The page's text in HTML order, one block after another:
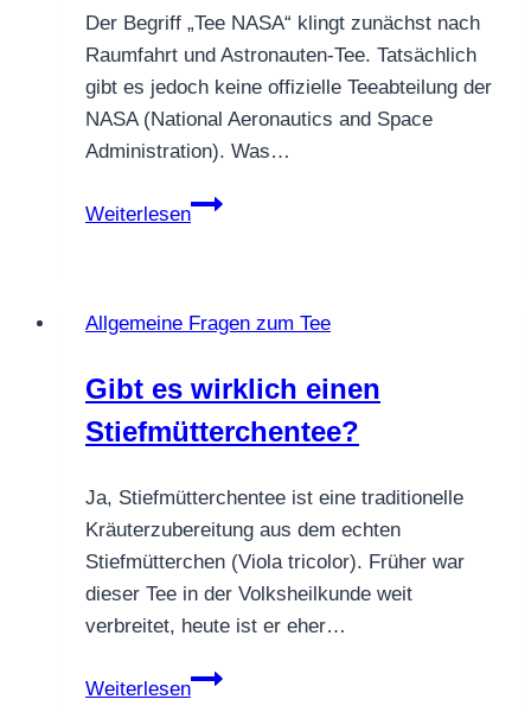
Der Begriff „Tee NASA“ klingt zunächst nach
Raumfahrt und Astronauten-Tee. Tatsächlich
gibt es jedoch keine offizielle Teeabteilung der
NASA (National Aeronautics and Space
Administration). Was…
Weiterlesen
Gibt
NASA?
Allgemeine Fragen zum Tee
Gibt es wirklich einen
Stiefmütterchentee?
Ja, Stiefmütterchentee ist eine traditionelle
Kräuterzubereitung aus dem echten
Stiefmütterchen (Viola tricolor). Früher war
dieser Tee in der Volksheilkunde weit
verbreitet, heute ist er eher…
Weiterlesen
Gibt